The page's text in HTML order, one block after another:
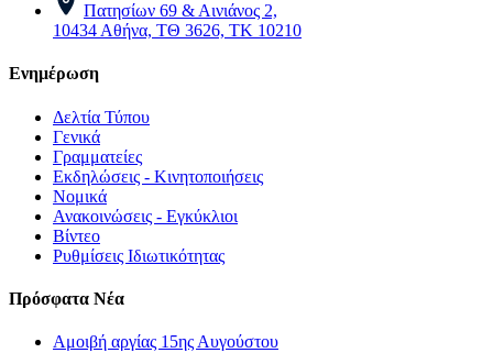
Πατησίων 69 & Αινιάνος 2,
10434 Αθήνα, ΤΘ 3626, ΤΚ 10210
Ενημέρωση
Δελτία Τύπου
Γενικά
Γραμματείες
Εκδηλώσεις - Κινητοποιήσεις
Νομικά
Ανακοινώσεις - Εγκύκλιοι
Βίντεο
Ρυθμίσεις Ιδιωτικότητας
Πρόσφατα Νέα
Αμοιβή αργίας 15ης Αυγούστου